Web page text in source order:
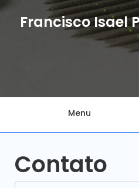
Francisco Isael
Menu
Contato